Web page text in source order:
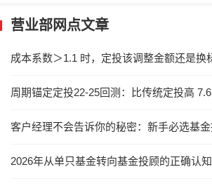
营业部网点文章
2026年从单只基金转向基金投顾的正确认知